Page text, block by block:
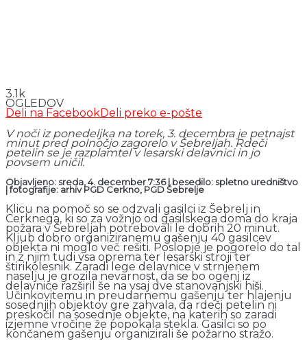
3.1k
OGLEDOV
Deli na FacebookDeli preko e-pošte
V noči iz ponedeljka na torek, 3. decembra je petnajst
minut pred polnočjo zagorelo v Šebreljah. Rdeči
petelin se je razplamtel v lesarski delavnici in jo
povsem uničil.
Objavljeno: sreda, 4. december 7:36 | besedilo: spletno uredništvo
| fotografije: arhiv PGD Cerkno, PGD Šebrelje
Klicu na pomoč so se odzvali gasilci iz Šebrelj in
Cerknega, ki so za vožnjo od gasilskega doma do kraja
požara v Šebreljah potrebovali le dobrih 20 minut.
Kljub dobro organiziranemu gašenju 40 gasilcev
objekta ni moglo več rešiti. Poslopje je pogorelo do tal
in z njim tudi vsa oprema ter lesarski stroji ter
štirikolesnik. Zaradi lege delavnice v strnjenem
naselju je grozila nevarnost, da se bo ogenj iz
delavnice razširil še na vsaj dve stanovanjski hiši.
Učinkovitemu in preudarnemu gašenju ter hlajenju
sosednjih objektov gre zahvala, da rdeči petelin ni
preskočil na sosednje objekte, na katerih so zaradi
izjemne vročine že popokala stekla. Gasilci so po
končanem gašenju organizirali še požarno stražo.